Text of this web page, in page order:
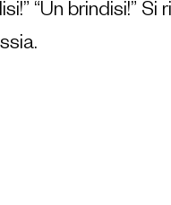
“Un brindisi!”